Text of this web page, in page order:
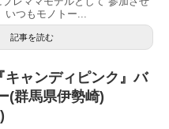
いつもモノトー...
記事を読む
ャンディピンク』バ
(群馬県伊勢崎)